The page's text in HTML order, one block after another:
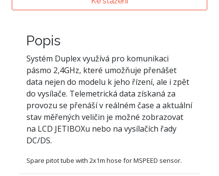
Popis
Systém Duplex využívá pro komunikaci
pásmo 2,4GHz, které umožňuje přenášet
data nejen do modelu k jeho řízení, ale i zpět
do vysílače. Telemetrická data získaná za
provozu se přenáší v reálném čase a aktuální
stav měřených veličin je možné zobrazovat
na LCD JETIBOXu nebo na vysílačích řady
DC/DS.
Spare pitot tube with 2x1m hose for MSPEED sensor.